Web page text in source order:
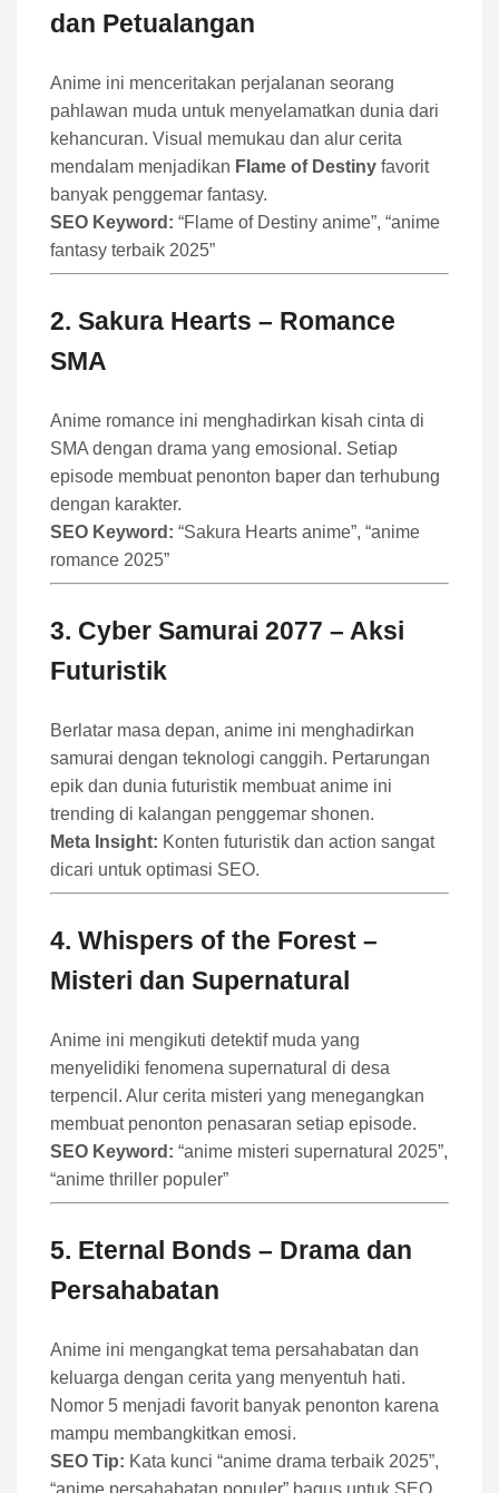
dan Petualangan
Anime ini menceritakan perjalanan seorang
pahlawan muda untuk menyelamatkan dunia dari
kehancuran. Visual memukau dan alur cerita
mendalam menjadikan Flame of Destiny favorit
banyak penggemar fantasy.
SEO Keyword: “Flame of Destiny anime”, “anime
fantasy terbaik 2025”
2. Sakura Hearts – Romance
SMA
Anime romance ini menghadirkan kisah cinta di
SMA dengan drama yang emosional. Setiap
episode membuat penonton baper dan terhubung
dengan karakter.
SEO Keyword: “Sakura Hearts anime”, “anime
romance 2025”
3. Cyber Samurai 2077 – Aksi
Futuristik
Berlatar masa depan, anime ini menghadirkan
samurai dengan teknologi canggih. Pertarungan
epik dan dunia futuristik membuat anime ini
trending di kalangan penggemar shonen.
Meta Insight: Konten futuristik dan action sangat
dicari untuk optimasi SEO.
4. Whispers of the Forest –
Misteri dan Supernatural
Anime ini mengikuti detektif muda yang
menyelidiki fenomena supernatural di desa
terpencil. Alur cerita misteri yang menegangkan
membuat penonton penasaran setiap episode.
SEO Keyword: “anime misteri supernatural 2025”,
“anime thriller populer”
5. Eternal Bonds – Drama dan
Persahabatan
Anime ini mengangkat tema persahabatan dan
keluarga dengan cerita yang menyentuh hati.
Nomor 5 menjadi favorit banyak penonton karena
mampu membangkitkan emosi.
SEO Tip: Kata kunci “anime drama terbaik 2025”,